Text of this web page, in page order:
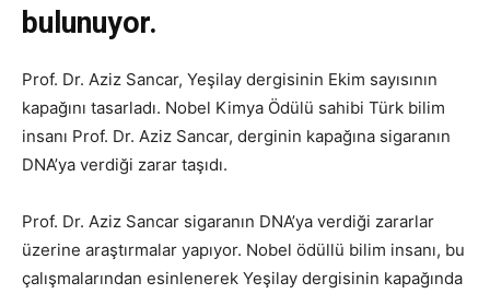
bulunuyor.
Prof. Dr. Aziz Sancar, Yeşilay dergisinin Ekim sayısının
kapağını tasarladı. Nobel Kimya Ödülü sahibi Türk bilim
insanı Prof. Dr. Aziz Sancar, derginin kapağına sigaranın
DNA’ya verdiği zarar taşıdı.
Prof. Dr. Aziz Sancar sigaranın DNA’ya verdiği zararlar
üzerine araştırmalar yapıyor. Nobel ödüllü bilim insanı, bu
çalışmalarından esinlenerek Yeşilay dergisinin kapağında